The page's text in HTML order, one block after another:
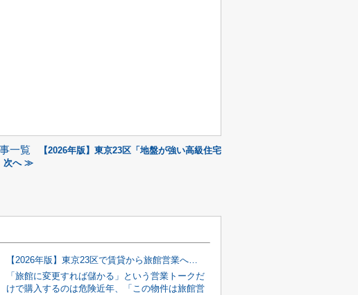
一覧
【2026年版】東京23区「地盤が強い高級住宅
次へ ≫
【2026年版】東京23区で賃貸から旅館営業へ変更｜簡単な区・難しい区を不動産会社が徹底解説
「旅館に変更すれば儲かる」という営業トークだ
けで購入するのは危険近年、「この物件は旅館営